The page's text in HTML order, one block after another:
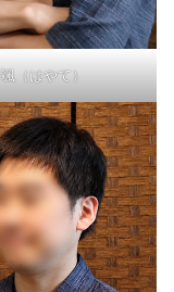
颯（はやて）